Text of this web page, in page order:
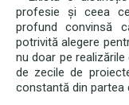
profesie și ceea
profund convinsă
potrivită alegere
nu doar pe
de zecile de
constantă din partea